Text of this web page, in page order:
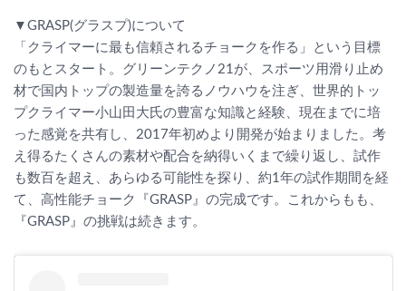
▼GRASP(グラスプ)について
「クライマーに最も信頼されるチョークを作る」という目標
のもとスタート。グリーンテクノ21が、スポーツ用滑り止め
材で国内トップの製造量を誇るノウハウを注ぎ、世界的トッ
プクライマー小山田大氏の豊富な知識と経験、現在までに培
った感覚を共有し、2017年初めより開発が始まりました。考
え得るたくさんの素材や配合を納得いくまで繰り返し、試作
も数百を超え、あらゆる可能性を探り、約1年の試作期間を経
て、高性能チョーク『GRASP』の完成です。これからもも、
『GRASP』の挑戦は続きます。